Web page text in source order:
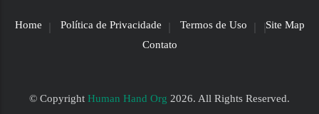
Home Política de Privacidade Termos de Uso
Site Map
Contato
© Copyright Human Hand Org 2026. All Rights Reserved.